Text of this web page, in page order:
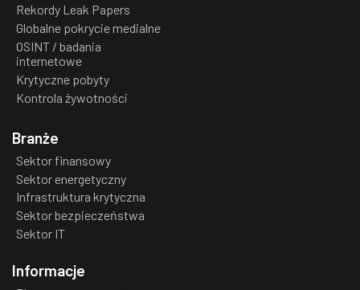
Rekordy Leak Papers
Globalne pokrycie medialne
OSINT / badania
internetowe
Krytyczne pobyty
Kontrola żywotności
Branże
Sektor finansowy
Sektor energetyczny
Infrastruktura krytyczna
Sektor bezpieczeństwa
Sektor IT
Informacje